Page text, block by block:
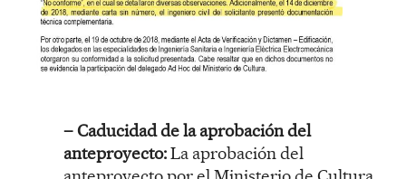
– Caducidad de la aprobación del
anteproyecto:La aprobación del